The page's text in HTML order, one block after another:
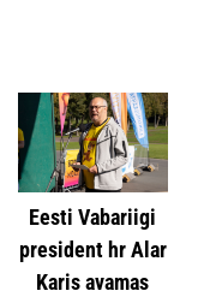
Eesti Vabariigi
president hr Alar
Karis avamas